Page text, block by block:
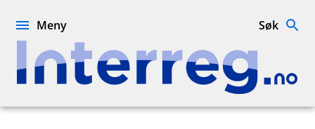
Interreg.no
Meny Søk